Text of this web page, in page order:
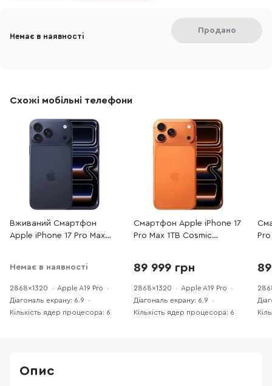
Немає в наявності
Продано
Схожі мобільні телефони
Вживаний Смартфон
Apple iPhone 17 Pro Max
практично новий
Немає в наявності
2868x1320
Apple A19 Pro
Діагональ екрану: 6.9
Кількість ядер процесора: 6
Смартфон Apple iPhone 17
Pro Max 1TB Cosmic
89 999 грн
2868x1320
Apple A19 Pro
Діагональ екрану: 6.9
Кількість ядер процесора: 6
Опис